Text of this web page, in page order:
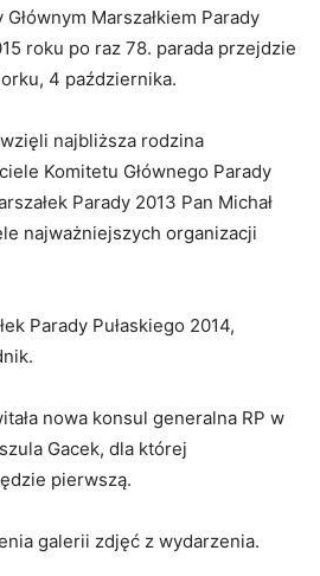
Marszałkiem Parady
roku po raz 78. parada przejdzie
4 października.
najbliższa rodzina
Komitetu Głównego Parady
Parady 2013 Pan Michał
najważniejszych organizacji
Parady Pułaskiego 2014,
nowa konsul generalna RP w
Gacek, dla której
pierwszą.
galerii zdjęć z wydarzenia.